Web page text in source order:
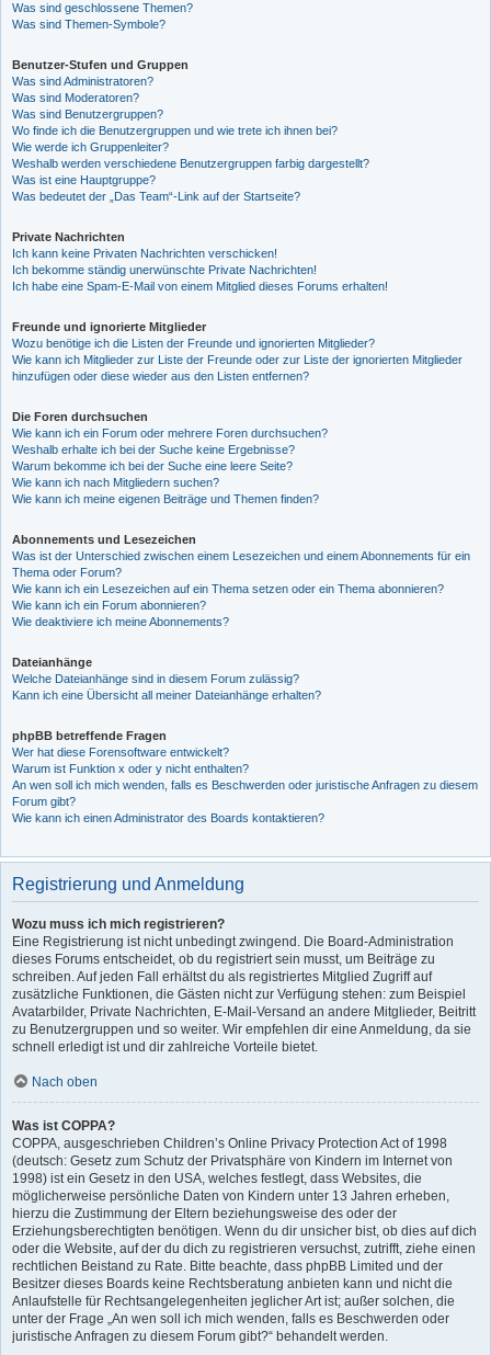
Was sind geschlossene Themen?
Was sind Themen-Symbole?
Benutzer-Stufen und Gruppen
Was sind Administratoren?
Was sind Moderatoren?
Was sind Benutzergruppen?
Wo finde ich die Benutzergruppen und wie trete ich ihnen bei?
Wie werde ich Gruppenleiter?
Weshalb werden verschiedene Benutzergruppen farbig dargestellt?
Was ist eine Hauptgruppe?
Was bedeutet der „Das Team“-Link auf der Startseite?
Private Nachrichten
Ich kann keine Privaten Nachrichten verschicken!
Ich bekomme ständig unerwünschte Private Nachrichten!
Ich habe eine Spam-E-Mail von einem Mitglied dieses Forums erhalten!
Freunde und ignorierte Mitglieder
Wozu benötige ich die Listen der Freunde und ignorierten Mitglieder?
Wie kann ich Mitglieder zur Liste der Freunde oder zur Liste der ignorierten Mitglieder
hinzufügen oder diese wieder aus den Listen entfernen?
Die Foren durchsuchen
Wie kann ich ein Forum oder mehrere Foren durchsuchen?
Weshalb erhalte ich bei der Suche keine Ergebnisse?
Warum bekomme ich bei der Suche eine leere Seite?
Wie kann ich nach Mitgliedern suchen?
Wie kann ich meine eigenen Beiträge und Themen finden?
Abonnements und Lesezeichen
Was ist der Unterschied zwischen einem Lesezeichen und einem Abonnements für ein
Thema oder Forum?
Wie kann ich ein Lesezeichen auf ein Thema setzen oder ein Thema abonnieren?
Wie kann ich ein Forum abonnieren?
Wie deaktiviere ich meine Abonnements?
Dateianhänge
Welche Dateianhänge sind in diesem Forum zulässig?
Kann ich eine Übersicht all meiner Dateianhänge erhalten?
phpBB betreffende Fragen
Wer hat diese Forensoftware entwickelt?
Warum ist Funktion x oder y nicht enthalten?
An wen soll ich mich wenden, falls es Beschwerden oder juristische Anfragen zu diesem
Forum gibt?
Wie kann ich einen Administrator des Boards kontaktieren?
Registrierung und Anmeldung
Wozu muss ich mich registrieren?
Eine Registrierung ist nicht unbedingt zwingend. Die Board-Administration
dieses Forums entscheidet, ob du registriert sein musst, um Beiträge zu
schreiben. Auf jeden Fall erhältst du als registriertes Mitglied Zugriff auf
zusätzliche Funktionen, die Gästen nicht zur Verfügung stehen: zum Beispiel
Avatarbilder, Private Nachrichten, E-Mail-Versand an andere Mitglieder, Beitritt
zu Benutzergruppen und so weiter. Wir empfehlen dir eine Anmeldung, da sie
schnell erledigt ist und dir zahlreiche Vorteile bietet.
Nach oben
Was ist COPPA?
COPPA, ausgeschrieben Children’s Online Privacy Protection Act of 1998
(deutsch: Gesetz zum Schutz der Privatsphäre von Kindern im Internet von
1998) ist ein Gesetz in den USA, welches festlegt, dass Websites, die
möglicherweise persönliche Daten von Kindern unter 13 Jahren erheben,
hierzu die Zustimmung der Eltern beziehungsweise des oder der
Erziehungsberechtigten benötigen. Wenn du dir unsicher bist, ob dies auf dich
oder die Website, auf der du dich zu registrieren versuchst, zutrifft, ziehe einen
rechtlichen Beistand zu Rate. Bitte beachte, dass phpBB Limited und der
Besitzer dieses Boards keine Rechtsberatung anbieten kann und nicht die
Anlaufstelle für Rechtsangelegenheiten jeglicher Art ist; außer solchen, die
unter der Frage „An wen soll ich mich wenden, falls es Beschwerden oder
juristische Anfragen zu diesem Forum gibt?“ behandelt werden.